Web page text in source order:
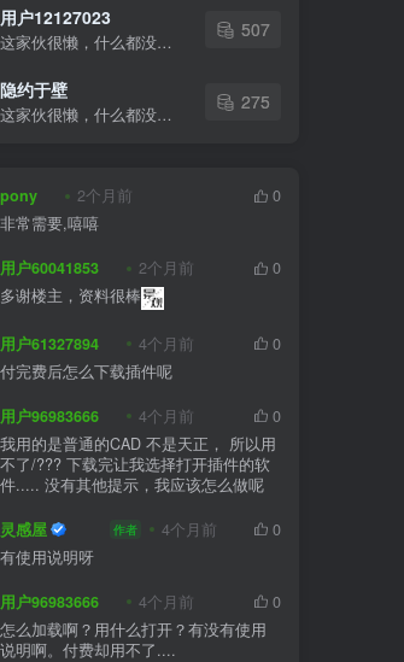
用户12127023
这家伙很懒，什么都没有写...
507
隐约于壁
这家伙很懒，什么都没有写...
275
pony 2个月前
0
非常需要,嘻嘻
用户60041853 2个月前
0
多谢楼主，资料很棒
用户61327894 4个月前
0
付完费后怎么下载插件呢
用户96983666 4个月前
0
我用的是普通的CAD 不是天正， 所以用
不了/??? 下载完让我选择打开插件的软
件..... 没有其他提示，我应该怎么做呢
灵感屋 作者 4个月前
0
有使用说明呀
用户96983666 4个月前
0
怎么加载啊？用什么打开？有没有使用
说明啊。付费却用不了....